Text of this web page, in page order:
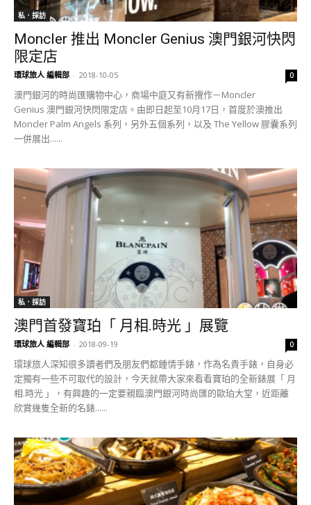
私．採訪
Moncler 推出 Moncler Genius 澳門銀河快閃
限定店
環球旅人 編輯部 - 2018-10-05 0
澳門銀河的時尚匯購物中心，商場中庭又有新攪作－Moncler
Genius 澳門銀河快閃限定店。由即日起至10月17日，首度於澳推出
Moncler Palm Angels 系列，另外五個系列，以及 The Yellow 膠囊系列
一併展出......
私．採訪
澳門首發寶珀「 月相.時光 」展覽
環球旅人 編輯部 - 2018-09-19 0
環球旅人深知很多讀者們及朋友們都鍾情手錶，作為名貴手錶，自身必
定獨有一些不可取代的設計，今天就帶大家來看看寶珀的全新錶展「 月
相.時光 」，有興趣的一定要親臨澳門銀河時尚匯的歐珀大堂，近距離
欣賞幾隻全新的名錶......